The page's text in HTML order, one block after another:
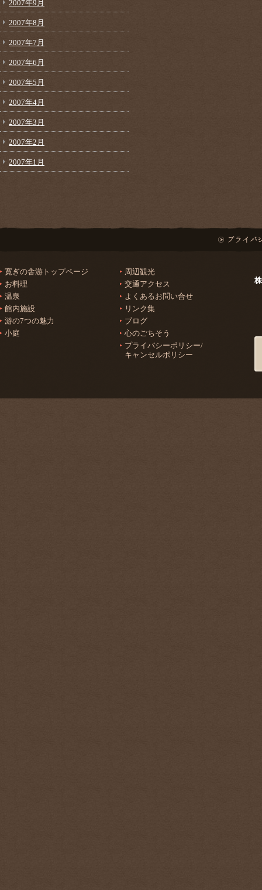
2007年9月
2007年8月
2007年7月
2007年6月
2007年5月
2007年4月
2007年3月
2007年2月
2007年1月
寛ぎの舎游トップページ
お料理
温泉
館内施設
游の7つの魅力
小庭
周辺観光
交通アクセス
よくあるお問い合せ
リンク集
ブログ
心のごちそう
プライバシーポリシー/
キャンセルポリシー